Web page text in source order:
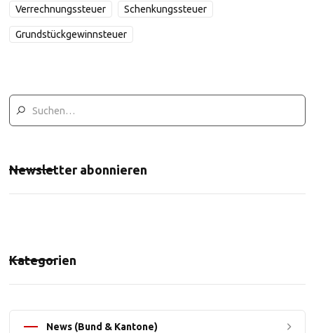
Verrechnungssteuer Schenkungssteuer
Grundstückgewinnsteuer
Newsletter abonnieren
Kategorien
News (Bund & Kantone)